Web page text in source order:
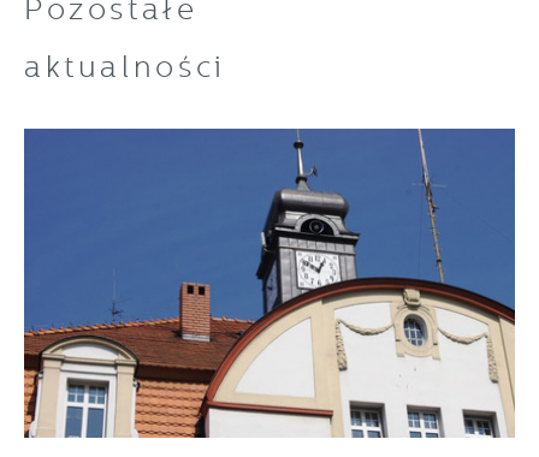
Pozostałe
aktualności